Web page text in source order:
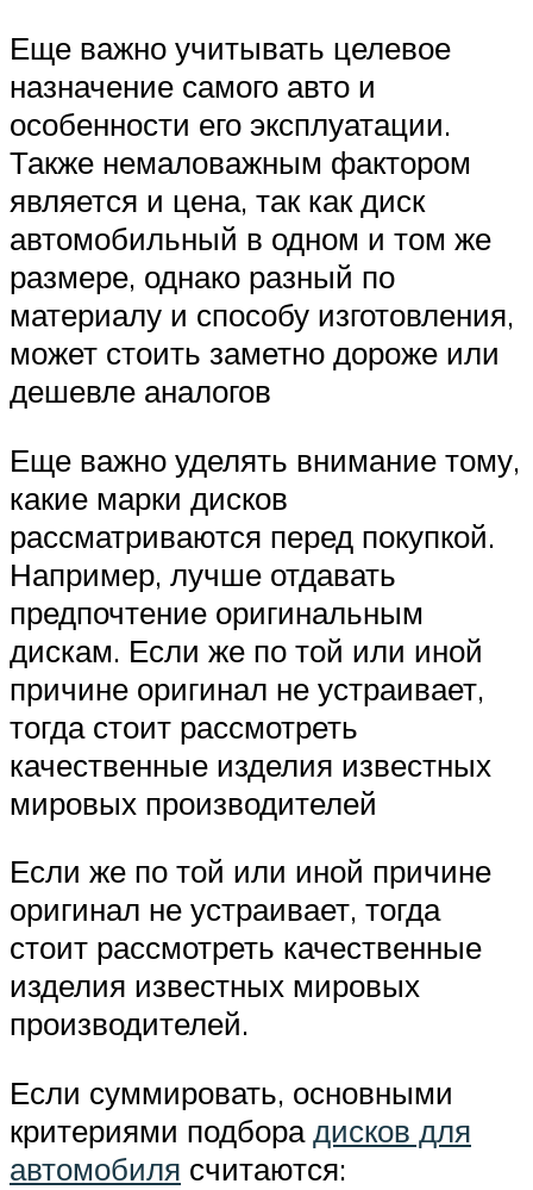
Еще важно учитывать целевое
назначение самого авто и
особенности его эксплуатации.
Также немаловажным фактором
является и цена, так как диск
автомобильный в одном и том же
размере, однако разный по
материалу и способу изготовления,
может стоить заметно дороже или
дешевле аналогов
Еще важно уделять внимание тому,
какие марки дисков
рассматриваются перед покупкой.
Например, лучше отдавать
предпочтение оригинальным
дискам. Если же по той или иной
причине оригинал не устраивает,
тогда стоит рассмотреть
качественные изделия известных
мировых производителей
Если же по той или иной причине
оригинал не устраивает, тогда
стоит рассмотреть качественные
изделия известных мировых
производителей.
Если суммировать, основными
критериями подборадисков для
автомобиля считаются: